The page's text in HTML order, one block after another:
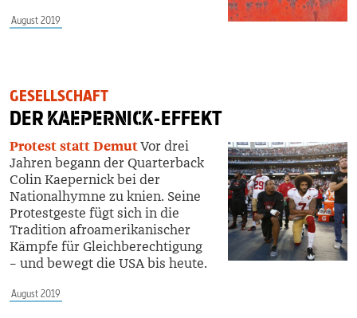
August 2019
GESELLSCHAFT
DERKAEPERNICK-EFFEKT
Protest statt DemutVor drei
Jahren begann der Quarterback
Colin Kaepernick bei der
Nationalhymne zu knien. Seine
Protestgeste fügt sich in die
Tradition afroamerikanischer
Kämpfe für Gleichberechtigung
– und bewegt die USA bis heute.
August 2019